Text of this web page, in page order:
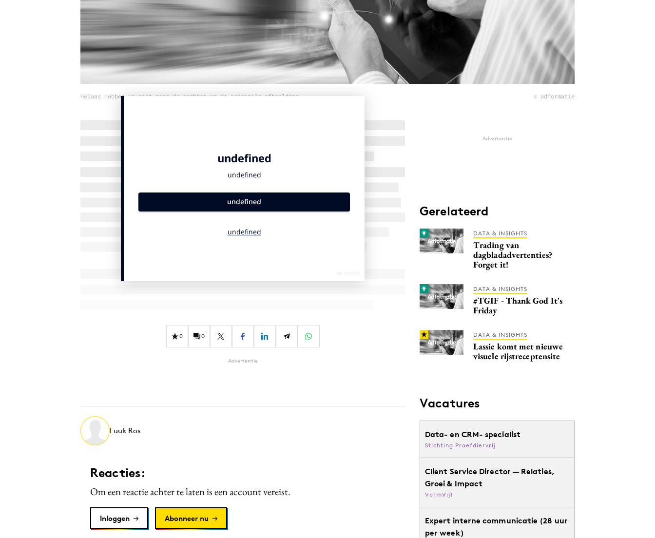
Helaas hebben we niet meer de rechten op de originele afbeelding © adformatie
0 0
Advertentie
Luuk Ros
Reacties:
Om een reactie achter te laten is een account vereist.
Inloggen Abonneer nu
Advertentie
Gerelateerd
DATA & INSIGHTS
Trading van
dagbladadvertenties?
Forget it!
DATA & INSIGHTS
#TGIF - Thank God It's
Friday
DATA & INSIGHTS
Lassie komt met nieuwe
visuele rijstreceptensite
Vacatures
Data- en CRM- specialist
Stichting Proefdiervrij
Client Service Director — Relaties,
Groei & Impact
VormVijf
Expert interne communicatie (28 uur
per week)